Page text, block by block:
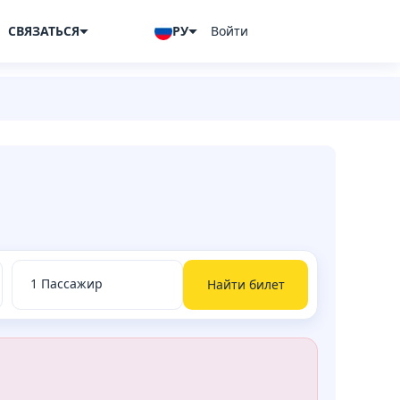
СВЯЗАТЬСЯ РУ Войти
Найти билет